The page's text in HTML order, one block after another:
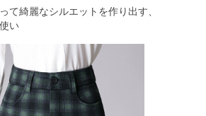
て綺麗なシルエットを作り出す、
い